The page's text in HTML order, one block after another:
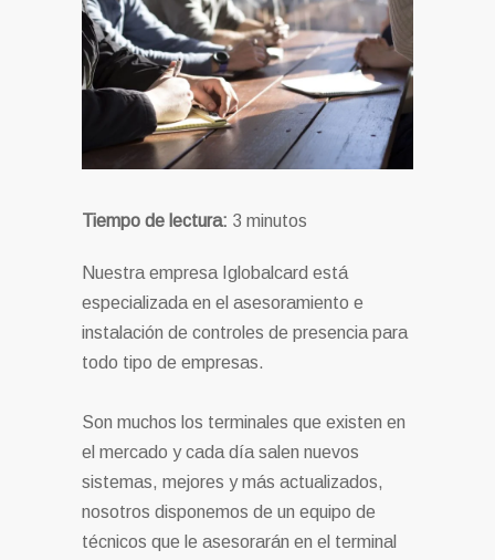
Tiempo de lectura: 3 minutos
Nuestra empresa Iglobalcard está
especializada en el asesoramiento e
instalación de controles de presencia para
todo tipo de empresas.
Son muchos los terminales que existen en
el mercado y cada día salen nuevos
sistemas, mejores y más actualizados,
nosotros disponemos de un equipo de
técnicos que le asesorarán en el terminal